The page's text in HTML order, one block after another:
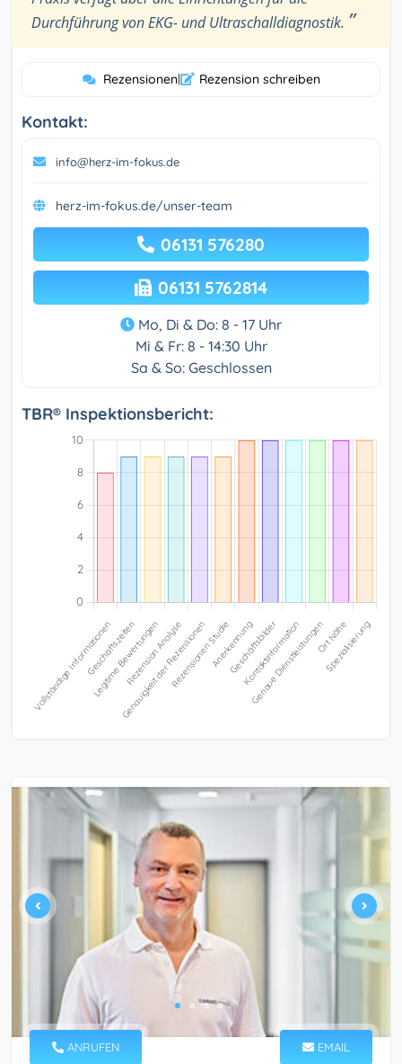
Durchführung von EKG- und Ultraschalldiagnostik. ”
Rezensionen| Rezension schreiben
Kontakt:
info@herz-im-fokus.de
herz-im-fokus.de/unser-team
06131 576280
06131 5762814
Mo, Di & Do: 8 - 17 Uhr
Mi & Fr: 8 - 14:30 Uhr
Sa & So: Geschlossen
TBR® Inspektionsbericht:
ANRUFEN EMAIL